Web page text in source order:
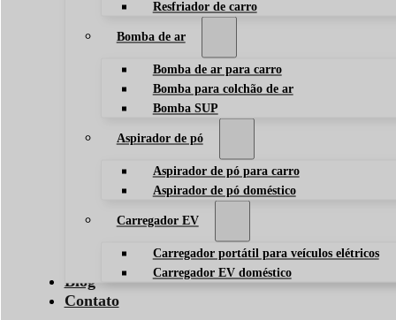
Resfriador de carro
Bomba de ar
Bomba de ar para carro
Bomba para colchão de ar
Bomba SUP
Aspirador de pó
Aspirador de pó para carro
Aspirador de pó doméstico
Carregador EV
Carregador portátil para veículos elétricos
Carregador EV doméstico
Blog
Contato